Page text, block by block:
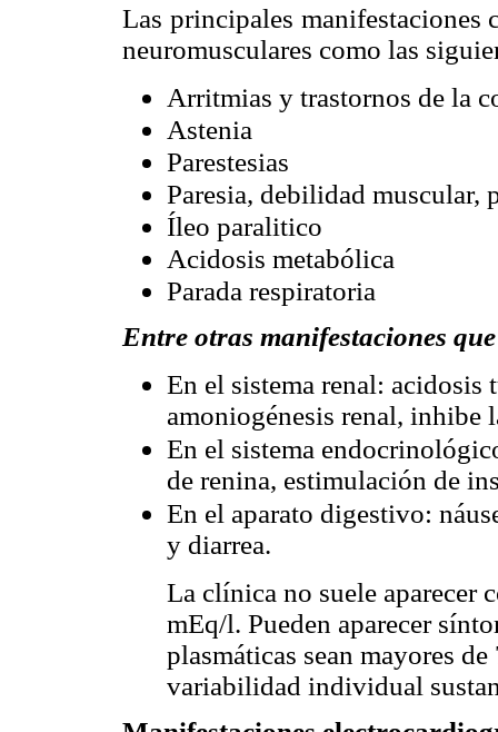
Las principales manifestaciones
neuromusculares como las
Arritmias y trastornos de la
Astenia
Parestesias
Paresia, debilidad muscular,
Íleo paralitico
Acidosis metabólica
Parada respiratoria
Entre otras manifestaciones
En el sistema renal:
amoniogénesis renal, inhibe
En el sistema
de renina, estimulación de
En el aparato digestivo:
y diarrea.
La clínica no suele aparecer
mEq/l. Pueden aparecer
plasmáticas sean mayores
variabilidad individual